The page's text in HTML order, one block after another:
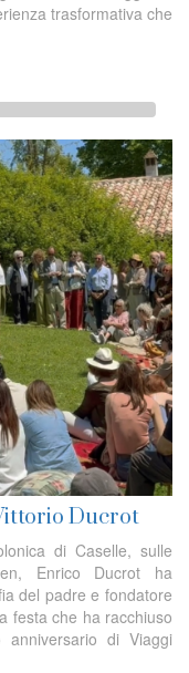
trasformativa che
Ducrot
di Caselle, sulle
Enrico Ducrot ha
del padre e fondatore
festa che ha racchiuso
di Viaggi